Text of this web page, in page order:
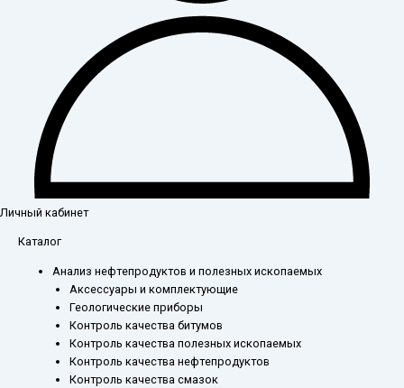
Личный кабинет
Каталог
Анализ нефтепродуктов и полезных ископаемых
Аксессуары и комплектующие
Геологические приборы
Контроль качества битумов
Контроль качества полезных ископаемых
Контроль качества нефтепродуктов
Контроль качества смазок